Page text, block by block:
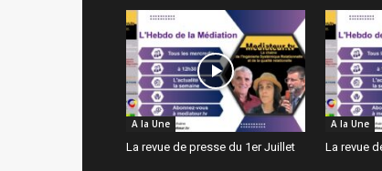
A la Une
La revue de presse du 1er Juillet
A la Une
La revue